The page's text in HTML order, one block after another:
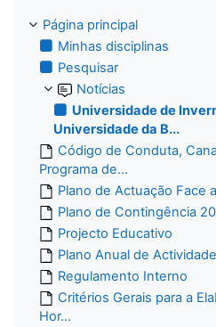
Página principal
Minhas disciplinas
Pesquisar
Notícias
Universidade de
Universidade da B...
Código de Conduta,
Programa de...
Plano de Actuação Face
Plano de Contingência
Projecto Educativo
Plano Anual de
Regulamento Interno
Critérios Gerais para a
Hor...